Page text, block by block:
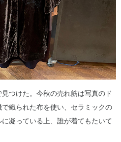
つけた。今秋の売れ筋は写真のド
織られた布を使い、セラミックの
凝っている上、誰が着てもたいて